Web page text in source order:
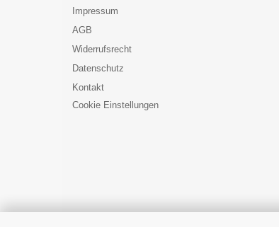
Impressum
AGB
Widerrufsrecht
Datenschutz
Kontakt
Cookie Einstellungen